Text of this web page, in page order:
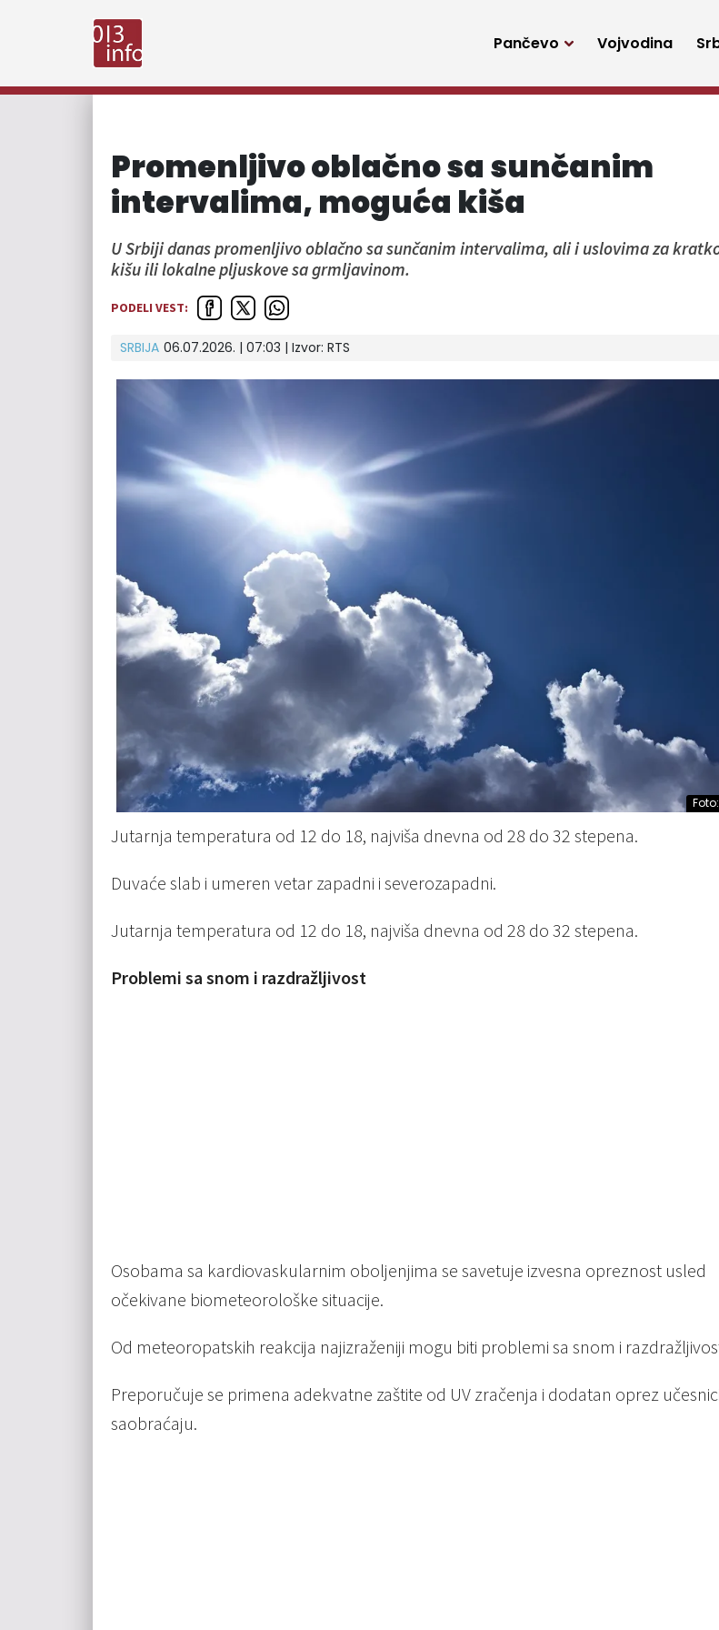
Pančevo Vojvodina
Promenljivo oblačno sa sunčanim
intervalima, moguća kiša
U Srbiji danas promenljivo oblačno sa sunčanim intervalima, ali i uslovima za
kišu ili lokalne pljuskove sa grmljavinom.
PODELI VEST:
SRBIJA 06.07.2026. | 07:03 | Izvor: RTS
Jutarnja temperatura od 12 do 18, najviša dnevna od 28 do 32 stepena.
Duvaće slab i umeren vetar zapadni i severozapadni.
Jutarnja temperatura od 12 do 18, najviša dnevna od 28 do 32 stepena.
Problemi sa snom i razdražljivost
Osobama sa kardiovaskularnim oboljenjima se savetuje izvesna opreznost usled
očekivane biometeorološke situacije.
Od meteoropatskih reakcija najizraženiji mogu biti problemi sa snom i
Preporučuje se primena adekvatne zaštite od UV zračenja i dodatan oprez
saobraćaju.